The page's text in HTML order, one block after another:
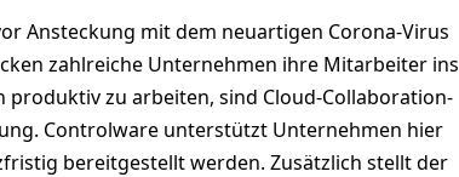
Ansteckung mit dem neuartigen Corona-Virus
zahlreiche Unternehmen ihre Mitarbeiter ins
zu arbeiten, sind Cloud-Collaboration-
Controlware unterstützt Unternehmen hier
bereitgestellt werden. Zusätzlich stellt der